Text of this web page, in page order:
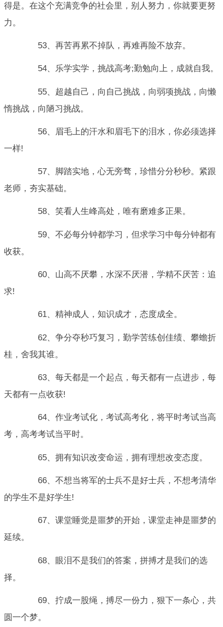
得是。在这个充满竞争的社会里，别人努力，你就要更努
力。
53、再苦再累不掉队，再难再险不放弃。
54、乐学实学，挑战高考;勤勉向上，成就自我。
55、超越自己，向自己挑战，向弱项挑战，向懒
惰挑战，向陋习挑战。
56、眉毛上的汗水和眉毛下的泪水，你必须选择
一样!
57、脚踏实地，心无旁骛，珍惜分分秒秒。紧跟
老师，夯实基础。
58、笑看人生峰高处，唯有磨难多正果。
59、不必每分钟都学习，但求学习中每分钟都有
收获。
60、山高不厌攀，水深不厌潜，学精不厌苦：追
求!
61、精神成人，知识成才，态度成全。
62、争分夺秒巧复习，勤学苦练创佳绩、攀蟾折
桂，舍我其谁。
63、每天都是一个起点，每天都有一点进步，每
天都有一点收获!
64、作业考试化，考试高考化，将平时考试当高
考，高考考试当平时。
65、拥有知识改变命运，拥有理想改变态度。
66、不想当将军的士兵不是好士兵，不想考清华
的学生不是好学生!
67、课堂睡觉是噩梦的开始，课堂走神是噩梦的
延续。
68、眼泪不是我们的答案，拼搏才是我们的选
择。
69、拧成一股绳，搏尽一份力，狠下一条心，共
圆一个梦。